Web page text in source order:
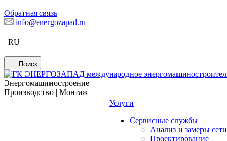
Обратная связь
info@energozapad.ru
RU
Поиск
Энергомашиностроение
Производство | Монтаж
Услуги
Сервисные службы
Анализ и замеры сети
Проектирование